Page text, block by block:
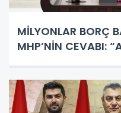
MİLYONLAR BORÇ
MHP’NİN CEVABI: